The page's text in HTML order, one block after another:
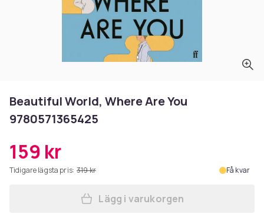
Beautiful World, Where Are You
9780571365425
159 kr
Tidigare lägsta pris: 319 kr Få kvar
Lägg till Beautiful World,
Lägg i varukorgen